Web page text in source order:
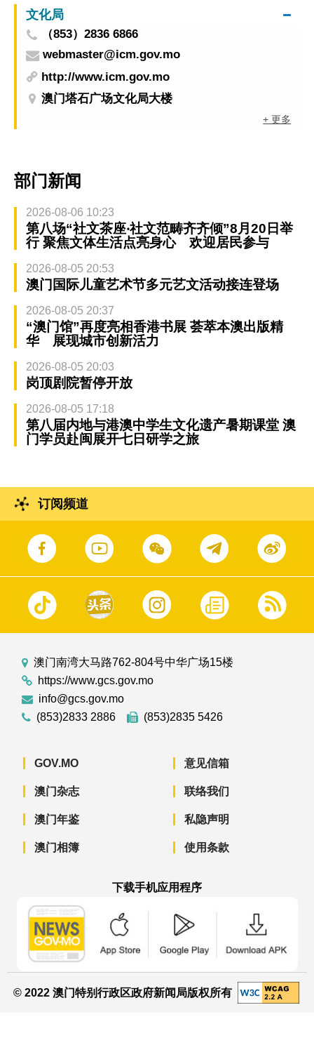
文化局
（853）2836 6866
webmaster@icm.gov.mo
http://www.icm.gov.mo
澳门塔石广场文化局大楼
+ 更多
部门新闻
2026-08-06 10:23
第八场“社文茶座‧社文范畴齐齐倾”8月20日举
行 聚焦文体生活点亮身心 欢迎居民参与
2026-08-05 20:53
澳门国际儿童艺术节多元艺文活动接连登场
2026-08-05 20:37
“澳门馆”再度亮相香港书展 荟萃本澳出版精
华 展现城市创新活力
2026-08-05 20:03
岗顶剧院暂停开放
2026-08-05 17:18
第八届内地与港澳中学生文化遗产暑期课堂 澳
门学员赴闽展开七日研学之旅
订阅频道
澳门南湾大马路762-804号中华广场15楼
https://www.gcs.gov.mo
info@gcs.gov.mo
(853)2833 2886
(853)2835 5426
GOV.MO
澳门杂志
澳门年鉴
澳门相簿
意见信箱
联络我们
私隐声明
使用条款
下载手机应用程序
© 2022 澳门特别行政区政府新闻局版权所有